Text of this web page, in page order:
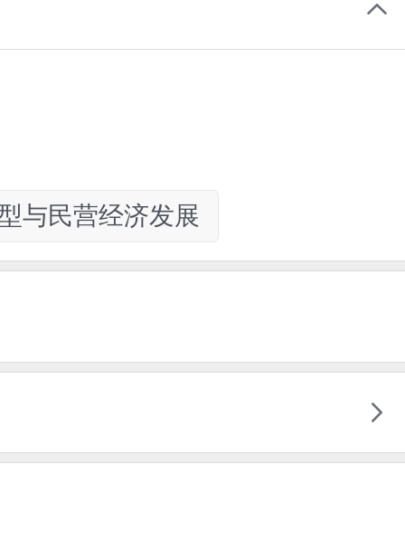
与民营经济发展